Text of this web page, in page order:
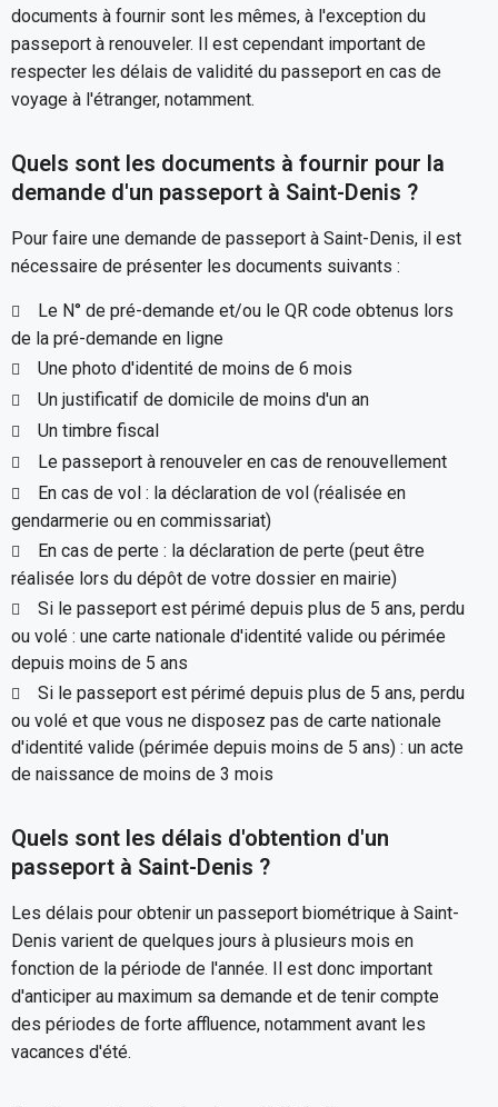
documents à fournir sont les mêmes, à l'exception du
passeport à renouveler. Il est cependant important de
respecter les délais de validité du passeport en cas de
voyage à l'étranger, notamment.
Quels sont les documents à fournir pour la
demande d'un passeport à Saint-Denis ?
Pour faire une demande de passeport à Saint-Denis, il est
nécessaire de présenter les documents suivants :
Le N° de pré-demande et/ou le QR code obtenus lors
de la pré-demande en ligne
Une photo d'identité de moins de 6 mois
Un justificatif de domicile de moins d'un an
Un timbre fiscal
Le passeport à renouveler en cas de renouvellement
En cas de vol : la déclaration de vol (réalisée en
gendarmerie ou en commissariat)
En cas de perte : la déclaration de perte (peut être
réalisée lors du dépôt de votre dossier en mairie)
Si le passeport est périmé depuis plus de 5 ans, perdu
ou volé : une carte nationale d'identité valide ou périmée
depuis moins de 5 ans
Si le passeport est périmé depuis plus de 5 ans, perdu
ou volé et que vous ne disposez pas de carte nationale
d'identité valide (périmée depuis moins de 5 ans) : un acte
de naissance de moins de 3 mois
Quels sont les délais d'obtention d'un
passeport à Saint-Denis ?
Les délais pour obtenir un passeport biométrique à Saint-
Denis varient de quelques jours à plusieurs mois en
fonction de la période de l'année. Il est donc important
d'anticiper au maximum sa demande et de tenir compte
des périodes de forte affluence, notamment avant les
vacances d'été.